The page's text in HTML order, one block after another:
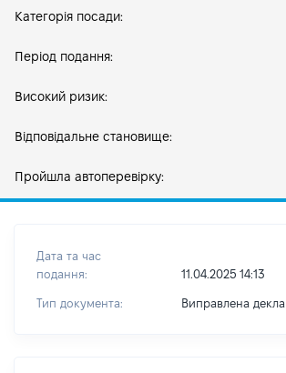
Категорія посади:
Період подання:
Високий ризик:
Відповідальне становище:
Пройшла автоперевірку:
Дата та час
подання:
11.04.2025 14:13
Тип документа: Виправлена